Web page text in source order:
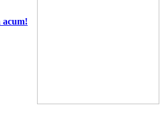
acum!